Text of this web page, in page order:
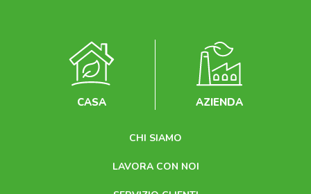
CHI SIAMO
LAVORA CON NOI
CASA AZIENDA